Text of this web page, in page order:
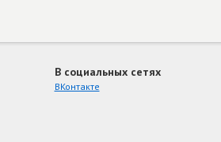
В социальных сетях
ВКонтакте